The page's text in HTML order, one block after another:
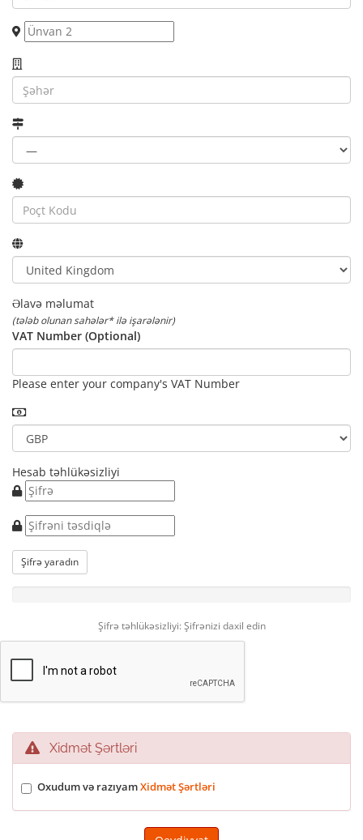
Əlavə məlumat
(tələb olunan sahələr* ilə işarələnir)
VAT Number (Optional)
Please enter your company's VAT Number
Hesab təhlükəsizliyi
Şifrə yaradın
Şifrə təhlükəsizliyi: Şifrənizi daxil edin
Xidmət Şərtləri
Oxudum və razıyamXidmət Şərtləri